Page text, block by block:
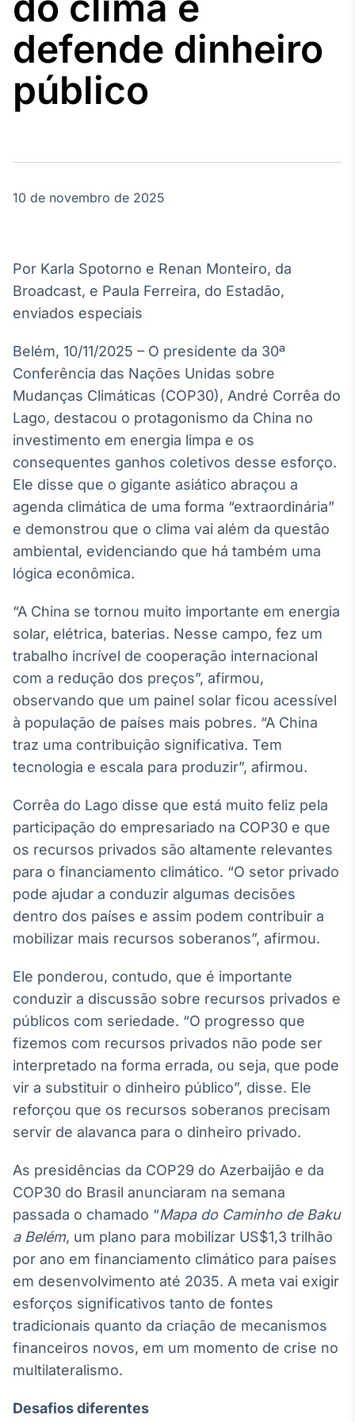
Agro
Tudo sobre o
agronegócio
O setor de
energia elétrica
Broadcast
White Label
Plataforma para
conteúdos
personalizados
Soluções de Dados
e Conteúdos
Broadcast
OTC
Plataforma para
negociação de
ativos
Datafeed
APIs para
integração de
conteúdos e
dados
Broadcast
Ticker
Cotações e
headlines de
Widgets
Componentes
para conteúdos e
funcionalidades
Wallboard
Conteúdos e
dados para
displays e telas
Curadoria
Curadoria de
conteúdos
Tecnologia
Radar
Monitoramento
inteligente de
conteúdos
Broadcast
defende dinheiro
público
10 de novembro de 2025
Por Karla Spotorno e Renan Monteiro, da
Broadcast, e Paula Ferreira, do Estadão,
enviados especiais
Belém, 10/11/2025 – O presidente da 30ª
Conferência das Nações Unidas sobre
Mudanças Climáticas (COP30), André Corrêa do
Lago, destacou o protagonismo da China no
investimento em energia limpa e os
consequentes ganhos coletivos desse esforço.
Ele disse que o gigante asiático abraçou a
agenda climática de uma forma “extraordinária”
e demonstrou que o clima vai além da questão
ambiental, evidenciando que há também uma
lógica econômica.
“A China se tornou muito importante em energia
solar, elétrica, baterias. Nesse campo, fez um
trabalho incrível de cooperação internacional
com a redução dos preços”, afirmou,
observando que um painel solar ficou acessível
à população de países mais pobres. “A China
traz uma contribuição significativa. Tem
tecnologia e escala para produzir”, afirmou.
Corrêa do Lago disse que está muito feliz pela
participação do empresariado na COP30 e que
os recursos privados são altamente relevantes
para o financiamento climático. “O setor privado
pode ajudar a conduzir algumas decisões
dentro dos países e assim podem contribuir a
mobilizar mais recursos soberanos”, afirmou.
Ele ponderou, contudo, que é importante
conduzir a discussão sobre recursos privados e
públicos com seriedade. “O progresso que
fizemos com recursos privados não pode ser
interpretado na forma errada, ou seja, que pode
vir a substituir o dinheiro público”, disse. Ele
reforçou que os recursos soberanos precisam
servir de alavanca para o dinheiro privado.
As presidências da COP29 do Azerbaijão e da
COP30 do Brasil anunciaram na semana
passada o chamado “Mapa do Caminho de Baku
a Belém, um plano para mobilizar US$1,3 trilhão
por ano em financiamento climático para países
em desenvolvimento até 2035. A meta vai exigir
esforços significativos tanto de fontes
tradicionais quanto da criação de mecanismos
financeiros novos, em um momento de crise no
multilateralismo.
Desafios diferentes